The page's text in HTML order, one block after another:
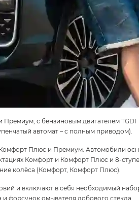
с бензиновым двигателем TGDI
автомат – с полным приводом).
Плюс и Премиум. Автомобили
Комфорт и Комфорт Плюс и 8-
колёса (Комфорт, Комфорт Плюс).
и включают в себя необходимый
форсунок омывателя лобового стекла.